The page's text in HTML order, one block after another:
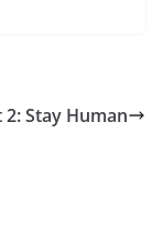
Stay Human